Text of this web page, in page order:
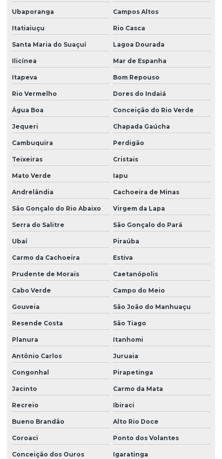
Ubaporanga Campos Altos
Itatiaiuçu Rio Casca
Santa Maria do Suaçuí Lagoa Dourada
Ilicínea Mar de Espanha
Itapeva Bom Repouso
Rio Vermelho Dores do Indaiá
Água Boa Conceição do Rio Verde
Jequeri Chapada Gaúcha
Cambuquira Perdigão
Teixeiras Cristais
Mato Verde Iapu
Andrelândia Cachoeira de Minas
São Gonçalo do Rio Abaixo Virgem da Lapa
Serra do Salitre São Gonçalo do Pará
Ubaí Piraúba
Carmo da Cachoeira Estiva
Prudente de Morais Caetanópolis
Cabo Verde Campo do Meio
Gouveia São João do Manhuaçu
Resende Costa São Tiago
Planura Itanhomi
Antônio Carlos Juruaia
Congonhal Pirapetinga
Jacinto Carmo da Mata
Recreio Ibiraci
Bueno Brandão Alto Rio Doce
Coroaci Ponto dos Volantes
Conceição dos Ouros Igaratinga